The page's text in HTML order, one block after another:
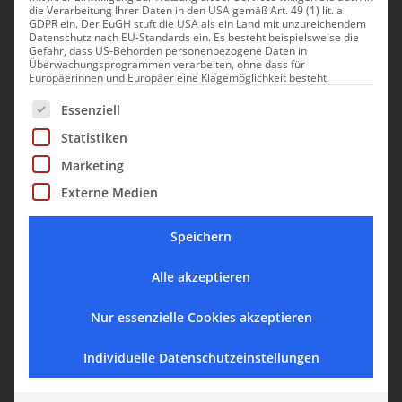
DAS KÖNNTE IHNEN
AUCH GEFALLEN
die Verarbeitung Ihrer Daten in den USA gemäß Art. 49 (1) lit. a
GDPR ein. Der EuGH stuft die USA als ein Land mit unzureichendem
Datenschutz nach EU-Standards ein. Es besteht beispielsweise die
Gefahr, dass US-Behörden personenbezogene Daten in
Überwachungsprogrammen verarbeiten, ohne dass für
Europäerinnen und Europäer eine Klagemöglichkeit besteht.
Es folgt eine Liste der Service-Gruppen, für die eine
Essenziell
Statistiken
Marketing
Externe Medien
Speichern
Alle akzeptieren
Nur essenzielle Cookies akzeptieren
Individuelle Datenschutzeinstellungen